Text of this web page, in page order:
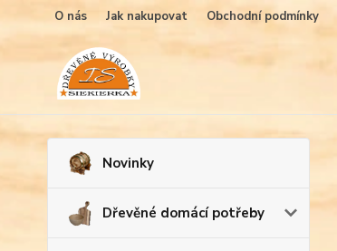
O nás Jak nakupovat Obchodní podmínky
Novinky
Dřevěné domácí potřeby